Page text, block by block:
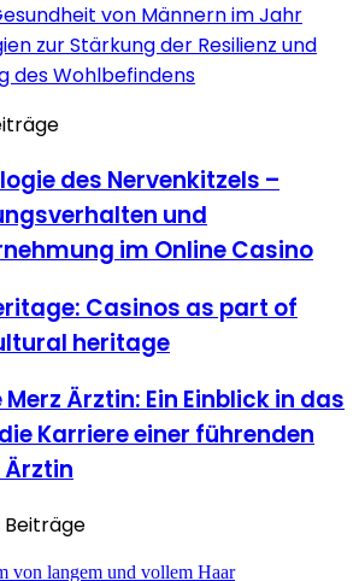
von Männern im Jahr
zur Stärkung der Resilienz und
des Wohlbefindens
des Nervenkitzels –
und
im Online Casino
Casinos as part of
heritage
Ärztin: Ein Einblick in das
Karriere einer führenden